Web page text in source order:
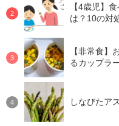
【4歳児】
は？10の対
【非常食】
るカップラ
しなびたア